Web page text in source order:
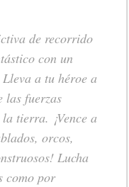
de recorrido
con un
a tu héroe a
las fuerzas
tierra. ¡Vence a
orcos,
Lucha
como por